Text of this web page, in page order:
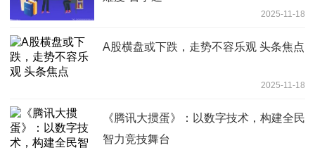
2025-11-18
A股横盘或下跌，走势不容乐观 头条焦点
2025-11-18
《腾讯大掼蛋》：以数字技术，构建全民
智力竞技舞台